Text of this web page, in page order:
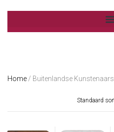
Home / Buitenlandse Kunstenaars